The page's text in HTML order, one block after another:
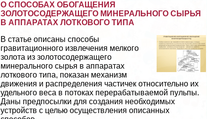
О СПОСОБАХ ОБОГАЩЕНИЯ
ЗОЛОТОСОДЕРЖАЩЕГО МИНЕРАЛЬНОГО СЫРЬЯ
В АППАРАТАХ ЛОТКОВОГО ТИПА
В статье описаны способы
гравитационного извлечения мелкого
золота из золотосодержащего
минерального сырья в аппаратах
лоткового типа, показан механизм
движения и распределения частичек относительно их
удельного веса в потоках переpaбатываемой пульпы.
Даны предпосылки для создания необходимых
устройств с целью осуществления описанных